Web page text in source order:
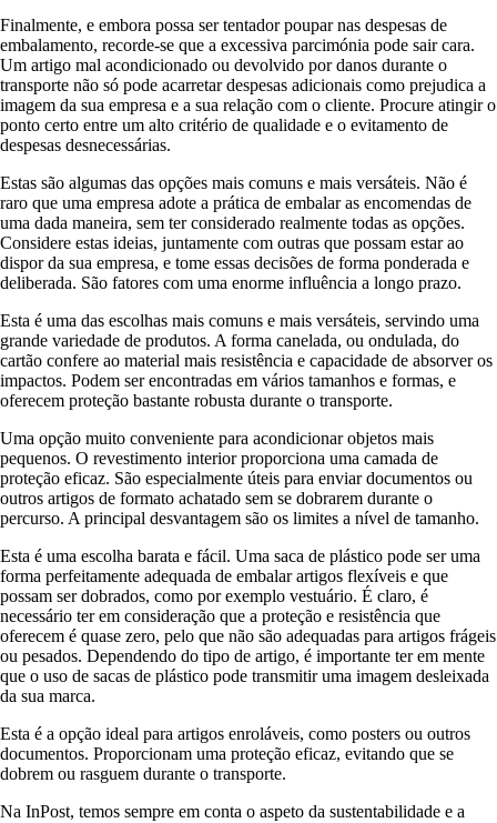
Finalmente, e embora possa ser tentador poupar nas despesas de
embalamento, recorde-se que a excessiva parcimónia pode sair cara.
Um artigo mal acondicionado ou devolvido por danos durante o
transporte não só pode acarretar despesas adicionais como prejudica a
imagem da sua empresa e a sua relação com o cliente. Procure atingir o
ponto certo entre um alto critério de qualidade e o evitamento de
despesas desnecessárias.
Estas são algumas das opções mais comuns e mais versáteis. Não é
raro que uma empresa adote a prática de embalar as encomendas de
uma dada maneira, sem ter considerado realmente todas as opções.
Considere estas ideias, juntamente com outras que possam estar ao
dispor da sua empresa, e tome essas decisões de forma ponderada e
deliberada. São fatores com uma enorme influência a longo prazo.
Esta é uma das escolhas mais comuns e mais versáteis, servindo uma
grande variedade de produtos. A forma canelada, ou ondulada, do
cartão confere ao material mais resistência e capacidade de absorver os
impactos. Podem ser encontradas em vários tamanhos e formas, e
oferecem proteção bastante robusta durante o transporte.
Uma opção muito conveniente para acondicionar objetos mais
pequenos. O revestimento interior proporciona uma camada de
proteção eficaz. São especialmente úteis para enviar documentos ou
outros artigos de formato achatado sem se dobrarem durante o
percurso. A principal desvantagem são os limites a nível de tamanho.
Esta é uma escolha barata e fácil. Uma saca de plástico pode ser uma
forma perfeitamente adequada de embalar artigos flexíveis e que
possam ser dobrados, como por exemplo vestuário. É claro, é
necessário ter em consideração que a proteção e resistência que
oferecem é quase zero, pelo que não são adequadas para artigos frágeis
ou pesados. Dependendo do tipo de artigo, é importante ter em mente
que o uso de sacas de plástico pode transmitir uma imagem desleixada
da sua marca.
Esta é a opção ideal para artigos enroláveis, como posters ou outros
documentos. Proporcionam uma proteção eficaz, evitando que se
dobrem ou rasguem durante o transporte.
Na InPost, temos sempre em conta o aspeto da sustentabilidade e a